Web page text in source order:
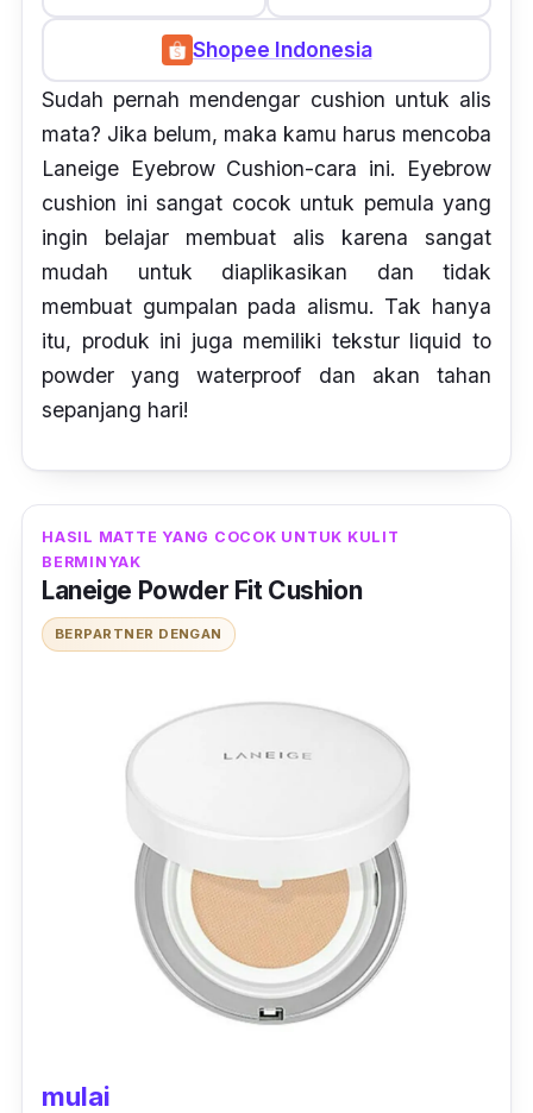
Shopee Indonesia
Sudah pernah mendengar cushion untuk alis
mata? Jika belum, maka kamu harus mencoba
Laneige Eyebrow Cushion-cara ini. Eyebrow
cushion ini sangat cocok untuk pemula yang
ingin belajar membuat alis karena sangat
mudah untuk diaplikasikan dan tidak
membuat gumpalan pada alismu. Tak hanya
itu, produk ini juga memiliki tekstur liquid to
powder yang waterproof dan akan tahan
sepanjang hari!
HASIL MATTE YANG COCOK UNTUK KULIT
BERMINYAK
Laneige Powder Fit Cushion
BERPARTNER DENGAN
mulai